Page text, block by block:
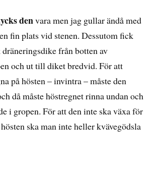
denvara men jag gullar ändå med
fin plats vid stenen. Dessutom fick
från botten av
och ut till diket bredvid. För att
på hösten – invintra – måste den
då måste höstregnet rinna undan och
i gropen. För att den inte ska växa för
ska man inte heller kvävegödsla